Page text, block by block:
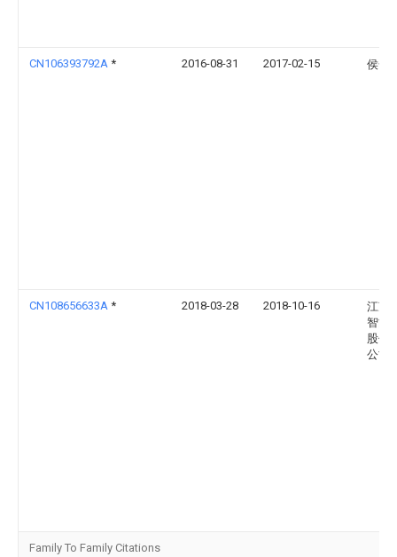
CN106393792A * 2016-08-31 2017-02-15 侯全
CN108656633A * 2018-03-28 2018-10-16
江苏
智能
股份
公司
Family To Family Citations